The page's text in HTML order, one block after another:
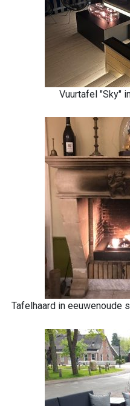
Vuurtafel "Sky"
Tafelhaard in eeuwenoude